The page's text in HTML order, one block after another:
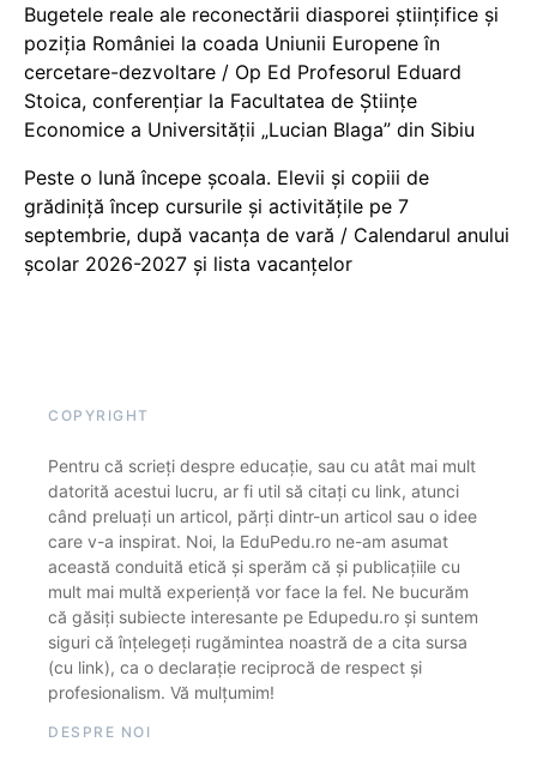
Bugetele reale ale reconectării diasporei științifice și
poziția României la coada Uniunii Europene în
cercetare-dezvoltare / Op Ed Profesorul Eduard
Stoica, conferențiar la Facultatea de Științe
Economice a Universității „Lucian Blaga” din Sibiu
Peste o lună începe școala. Elevii și copiii de
grădiniță încep cursurile și activitățile pe 7
septembrie, după vacanța de vară / Calendarul anului
școlar 2026-2027 și lista vacanțelor
COPYRIGHT
Pentru că scrieți despre educație, sau cu atât mai mult
datorită acestui lucru, ar fi util să citați cu link, atunci
când preluați un articol, părți dintr-un articol sau o idee
care v-a inspirat. Noi, la EduPedu.ro ne-am asumat
această conduită etică și sperăm că și publicațiile cu
mult mai multă experiență vor face la fel. Ne bucurăm
că găsiți subiecte interesante pe Edupedu.ro și suntem
siguri că înțelegeți rugămintea noastră de a cita sursa
(cu link), ca o declarație reciprocă de respect și
profesionalism. Vă mulțumim!
DESPRE NOI